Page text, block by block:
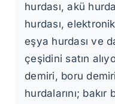
hurdası, akü
hurdası,
eşya hurdası ve
çeşidini satın
demiri, boru
hurdalarını; bakır